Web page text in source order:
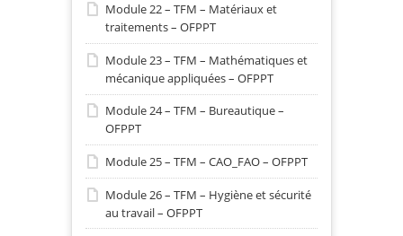
Module 22 – TFM – Matériaux et
traitements – OFPPT
Module 23 – TFM – Mathématiques et
mécanique appliquées – OFPPT
Module 24 – TFM – Bureautique –
OFPPT
Module 25 – TFM – CAO_FAO – OFPPT
Module 26 – TFM – Hygiène et sécurité
au travail – OFPPT